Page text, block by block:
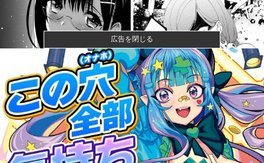
【画像】石川佳純さん(31)の体、エッッッッッッッッッ
ッッッ...
成人向けゲーム『ヤリステ メスブター』開発者絶望、
銀行がst...
【速報】ジャンポケ斎藤、求刑7年で逝く。実刑確実か
広告を閉じる